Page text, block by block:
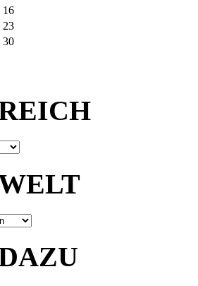
16
23
30